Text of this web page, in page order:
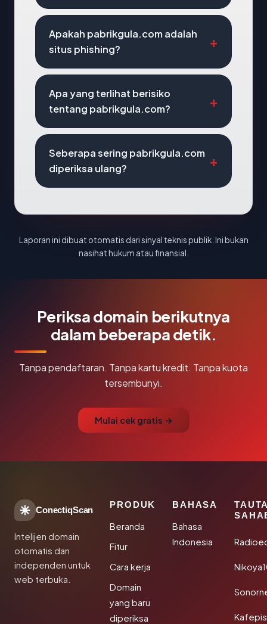
Apakah pabrikgula.com adalah
situs phishing?
Apa yang terlihat berisiko
tentang pabrikgula.com?
Seberapa sering pabrikgula.com
diperiksa ulang?
Laporan ini dibuat otomatis dari sinyal teknis publik. Ini bukan
nasihat hukum atau finansial.
Periksa domain berikutnya
dalam beberapa detik.
Tanpa pendaftaran. Tanpa kartu kredit. Tanpa kuota
tersembunyi.
Mulai cek gratis →
ConectiqScan
Intelijen domain
otomatis dan
independen untuk
web terbuka.
PRODUK
Beranda
Fitur
Cara kerja
Domain
yang baru
diperiksa
BAHASA
Bahasa
Indonesia